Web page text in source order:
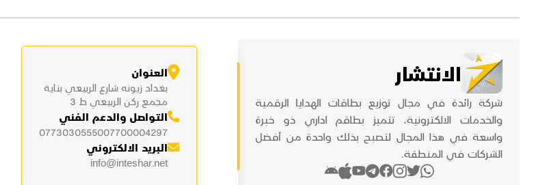
الانتشار
شركة رائدة في مجال توزيع بطاقات الهدايا الرقمية
والخدمات الالكترونية، تتميز بطاقم اداري ذو خبرة
واسعة في هذا المجال لتصبح بذلك واحدة من أفضل
الشركات في المنطقة.
العنوان
بغداد زيونه شارع الربيعي بناية
مجمع ركن الربيعي ط 3
التواصل والدعم الفني
07700004297
07730305550
البريد الالكتروني
info@inteshar.net